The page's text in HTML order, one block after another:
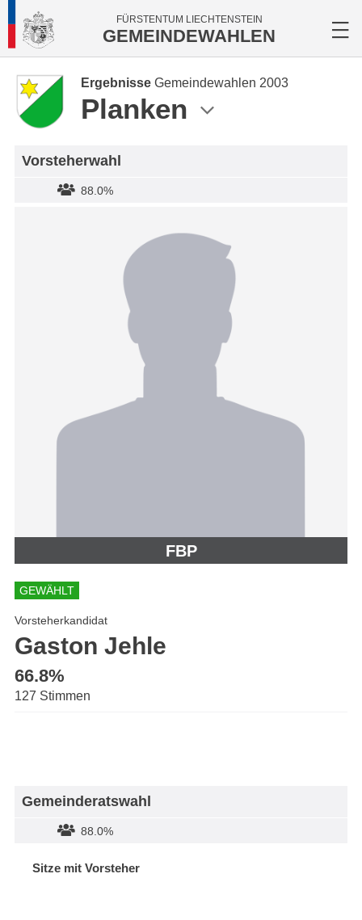
FÜRSTENTUM LIECHTENSTEIN
GEMEINDEWAHLEN
Ergebnisse Gemeindewahlen 2003
Planken
Vorsteherwahl
88.0%
FBP
GEWÄHLT
Vorsteherkandidat
Gaston Jehle
66.8%
127 Stimmen
Gemeinderatswahl
88.0%
Sitze mit Vorsteher